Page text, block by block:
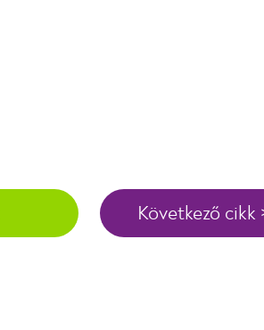
Következő cikk